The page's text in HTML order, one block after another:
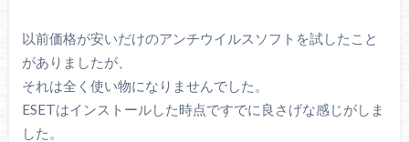
以前価格が安いだけのアンチウイルスソフトを試したこと
がありましたが、
それは全く使い物になりませんでした。
ESETはインストールした時点ですでに良さげな感じがしま
した。